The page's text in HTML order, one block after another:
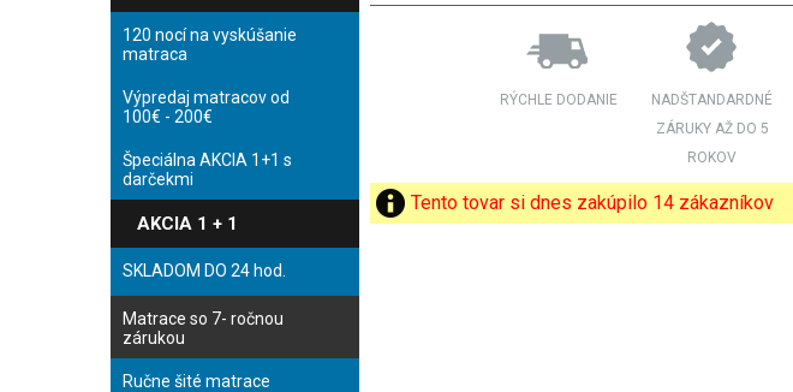
120 nocí na vyskúšanie
matraca
Výpredaj matracov od
100€ - 200€
Špeciálna AKCIA 1+1 s
darčekmi
AKCIA 1 + 1
SKLADOM DO 24 hod.
Matrace so 7- ročnou
zárukou
Ručne šité matrace
RÝCHLE DODANIE
NADŠTANDARDNÉ
ZÁRUKY AŽ DO 5
ROKOV
Tento tovar si dnes zakúpilo 14 zákazníkov